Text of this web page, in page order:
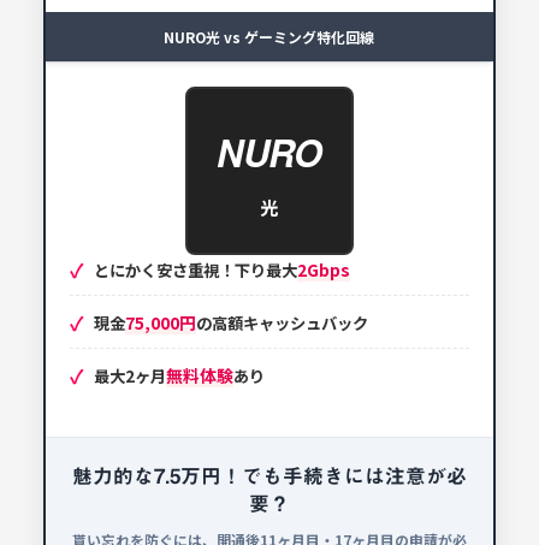
NURO光 vs ゲーミング特化回線
NURO
光
とにかく安さ重視！下り最大2Gbps
現金75,000円の高額キャッシュバック
最大2ヶ月無料体験あり
魅力的な7.5万円！でも手続きには注意が必
要？
貰い忘れを防ぐには、開通後11ヶ月目・17ヶ月目の申請が必